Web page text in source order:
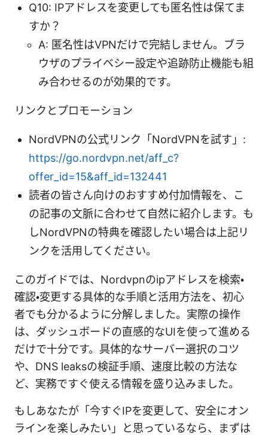
Q10: IPアドレスを変更しても匿名性は保てま
すか？
A: 匿名性はVPNだけで完結しません。ブラ
ウザのプライベシー設定や追跡防止機能も組
み合わせるのが効果的です。
リンクとプロモーション
NordVPNの公式リンク「NordVPNを試す」:
https://go.nordvpn.net/aff_c?
offer_id=15&aff_id=132441
読者の皆さん向けのおすすめ付加情報を、こ
の記事の文脈に合わせて自然に紹介します。も
しNordVPNの特典を確認したい場合は上記リ
ンクを活用してください。
このガイドでは、Nordvpnのipアドレスを検索・
確認・変更する具体的な手順と活用方法を、初心
者でも分かるように分解しました。実際の操作
は、ダッシュボードの直感的なUIを使って進める
だけで十分です。具体的なサーバー選択のコツ
や、DNS leaksの検証手順、速度比較の方法な
ど、実務ですぐ使える情報を盛り込みました。
もしあなたが「今すぐIPを変更して、安全にオン
ラインを楽しみたい」と思っているなら、まずは